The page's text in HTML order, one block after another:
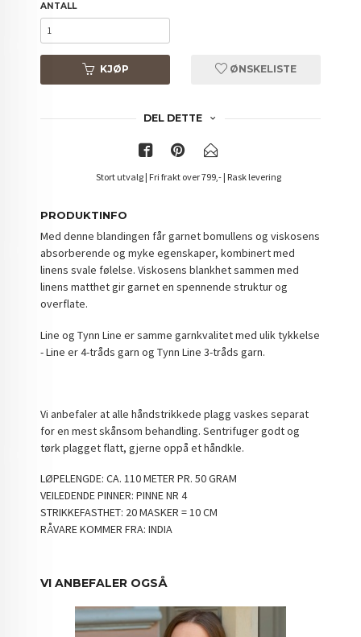
ANTALL
KJØP ØNSKELISTE
DEL DETTE
Stort utvalg | Fri frakt over 799,- | Rask levering
PRODUKTINFO
Med denne blandingen får garnet bomullens og viskosens
absorberende og myke egenskaper, kombinert med
linens svale følelse. Viskosens blankhet sammen med
linens matthet gir garnet en spennende struktur og
overflate.
Line og Tynn Line er samme garnkvalitet med ulik tykkelse
- Line er 4-tråds garn og Tynn Line 3-tråds garn.
Vi anbefaler at alle håndstrikkede plagg vaskes separat
for en mest skånsom behandling. Sentrifuger godt og
tørk plagget flatt, gjerne oppå et håndkle.
LØPELENGDE: CA. 110 METER PR. 50 GRAM
VEILEDENDE PINNER: PINNE NR 4
STRIKKEFASTHET: 20 MASKER = 10 CM
RÅVARE KOMMER FRA: INDIA
VI ANBEFALER OGSÅ